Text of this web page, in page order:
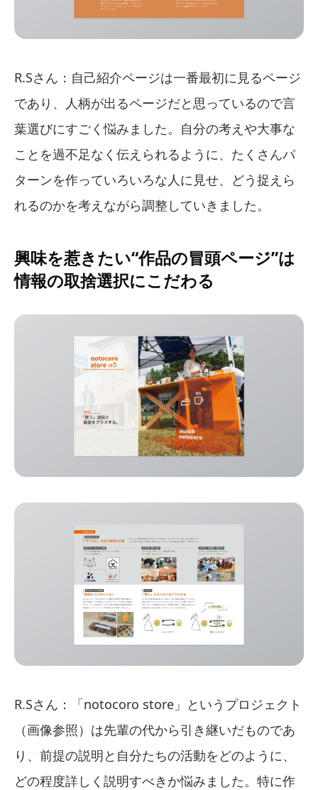
R.Sさん：自己紹介ページは一番最初に見るページ
であり、人柄が出るページだと思っているので言
葉選びにすごく悩みました。自分の考えや大事な
ことを過不足なく伝えられるように、たくさんパ
ターンを作っていろいろな人に見せ、どう捉えら
れるのかを考えながら調整していきました。
興味を惹きたい“作品の冒頭ページ”は
情報の取捨選択にこだわる
R.Sさん：「notocoro store」というプロジェクト
（画像参照）は先輩の代から引き継いだものであ
り、前提の説明と自分たちの活動をどのように、
どの程度詳しく説明すべきか悩みました。特に作